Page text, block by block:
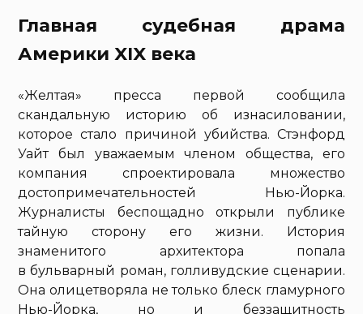
Главная судебная драма
Америки XIX века
«Желтая» пресса первой сообщила
скандальную историю об изнасиловании,
которое стало причиной убийства. Стэнфорд
Уайт был уважаемым членом общества, его
компания спроектировала множество
достопримечательностей Нью-Йорка.
Журналисты беспощадно открыли публике
тайную сторону его жизни. История
знаменитого архитектора попала
в бульварный роман, голливудские сценарии.
Она олицетворяла не только блеск гламурного
Нью-Йорка, но и беззащитность